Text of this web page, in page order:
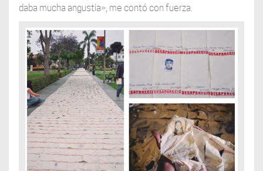
daba mucha angustia», me contó con fuerza.